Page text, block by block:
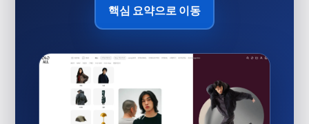
핵심 요약으로 이동